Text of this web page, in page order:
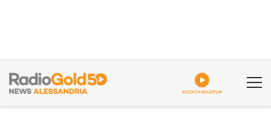
ASCOLTA GOLDPLAY